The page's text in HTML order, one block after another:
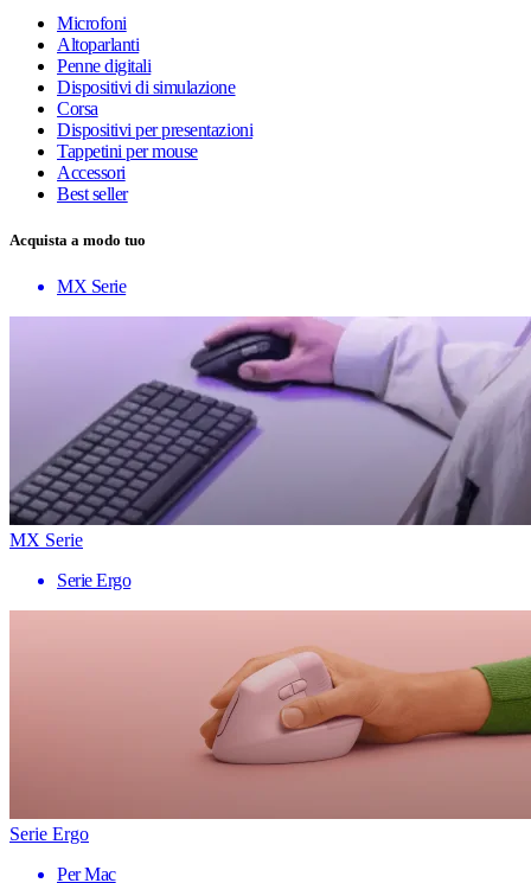
Microfoni
Altoparlanti
Penne digitali
Dispositivi di simulazione
Corsa
Dispositivi per presentazioni
Tappetini per mouse
Accessori
Best seller
Acquista a modo tuo
MX Serie
MX Serie
Serie Ergo
Serie Ergo
Per Mac